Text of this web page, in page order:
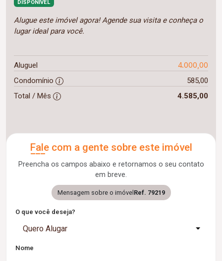
DISPONÍVEL
Alugue este imóvel agora! Agende sua visita e conheça o
lugar ideal para você.
Aluguel 4.000,00
Condomínio
585,00
Total / Mês
4.585,00
Fale com a gente sobre este imóvel
Preencha os campos abaixo e retornamos o seu contato
em breve.
Mensagem sobre o imóvel Ref. 79219
O que você deseja?
Quero Alugar
Nome